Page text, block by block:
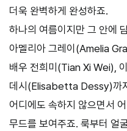
더욱 완벽하게 완성하죠.
하나의 여름이지만 그 안에
아멜리아 그레이(Amelia
배우 전희미(Tian Xi Wei),
데시(Elisabetta Dessy)까
어디에도 속하지 않으면서
무드를 보여주죠. 룩부터 얼